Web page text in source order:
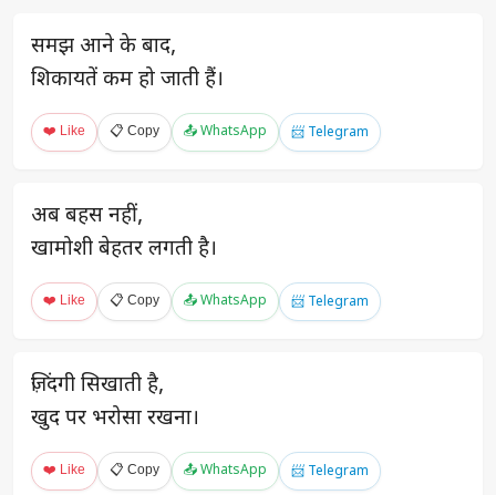
समझ आने के बाद,
शिकायतें कम हो जाती हैं।
❤️ Like 📋 Copy 📤 WhatsApp 📨 Telegram
अब बहस नहीं,
खामोशी बेहतर लगती है।
❤️ Like 📋 Copy 📤 WhatsApp 📨 Telegram
ज़िंदगी सिखाती है,
खुद पर भरोसा रखना।
❤️ Like 📋 Copy 📤 WhatsApp 📨 Telegram